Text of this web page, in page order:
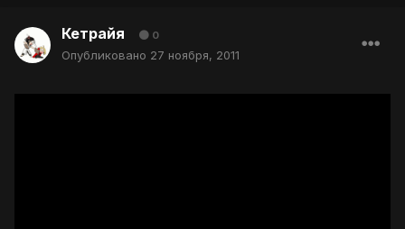
Кетрайя 0
Опубликовано 27 ноября, 2011